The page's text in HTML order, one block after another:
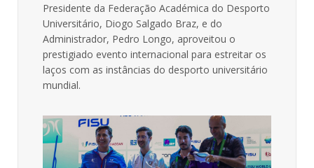
Presidente da Federação Académica do Desporto
Universitário, Diogo Salgado Braz, e do
Administrador, Pedro Longo, aproveitou o
prestigiado evento internacional para estreitar os
laços com as instâncias do desporto universitário
mundial.